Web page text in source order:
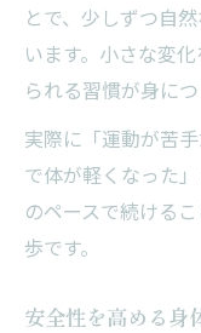
とで、少しずつ自
います。小さな変
られる習慣が身につ
実際に「運動が苦
で体が軽くなった
のペースで続ける
歩です。
安全性を高める身